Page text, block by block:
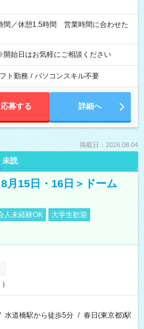
始日はお気軽にご相談ください
ト勤務 / パソコンスキル不要
応募する 詳細へ
掲載日：2026.08.04
未読
月15日・16日＞ドーム
人未経験OK
大学生歓迎
水道橋駅から徒歩5分 / 春日(東京都)駅